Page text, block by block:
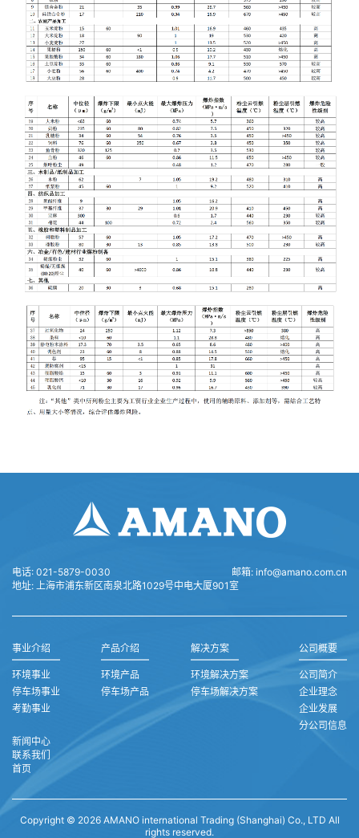
电话: 021-5879-0030 邮箱: info@amano.com.cn
地址: 上海市浦东新区南泉北路1029号中电大厦901室
首页
事业介绍
环境事业
停车场事业
考勤事业
产品介绍
环境产品
停车场产品
解决方案
环境解决方案
停车场解决方案
公司概要
公司简介
企业理念
企业发展
分公司信息
新闻中心
联系我们
Copyright © 2026 AMANO international Trading (Shanghai) Co., LTD All
rights reserved.